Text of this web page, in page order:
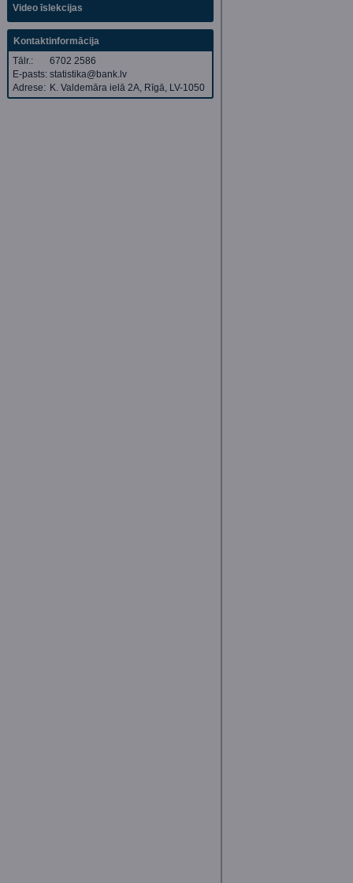
Video īslekcijas
Kontaktinformācija
Tālr.:
6702 2586
E-pasts: statistika@bank.lv
Adrese: K. Valdemāra ielā 2A, Rīgā, LV-1050